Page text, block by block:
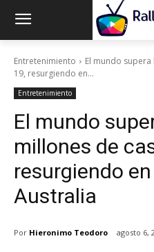
Entretenimiento
El mundo
19, resurgiendo en...
Entretenimiento
El mundo
millones de
resurgiendo
Australia
Por Hieronimo Teodoro agosto 6,